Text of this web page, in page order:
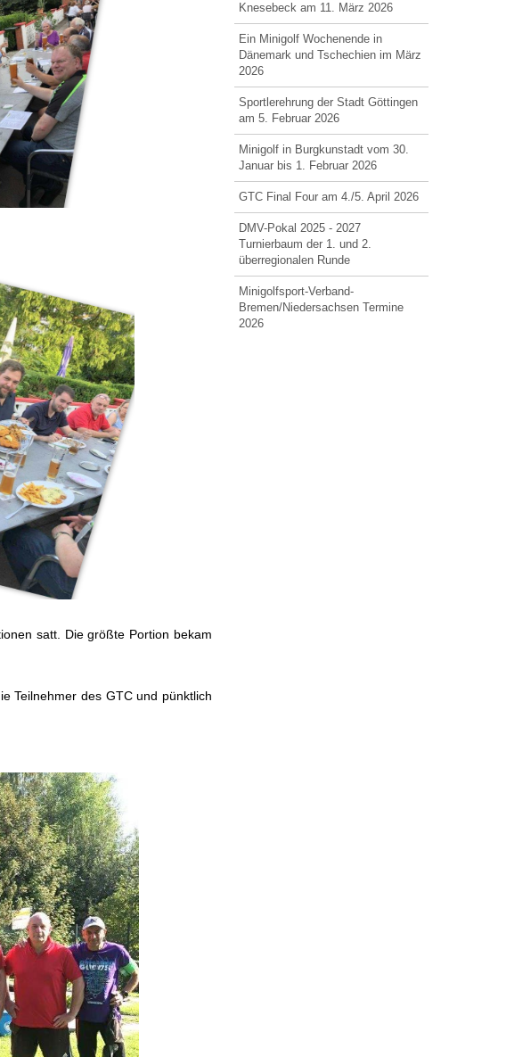
satt. Die größte Portion bekam
Teilnehmer des GTC und pünktlich
Knesebeck am 11. März 2026
Ein Minigolf Wochenende in
Dänemark und Tschechien im März
2026
Sportlerehrung der Stadt Göttingen
am 5. Februar 2026
Minigolf in Burgkunstadt vom 30.
Januar bis 1. Februar 2026
GTC Final Four am 4./5. April 2026
DMV-Pokal 2025 - 2027
Turnierbaum der 1. und 2.
überregionalen Runde
Minigolfsport-Verband-
Bremen/Niedersachsen Termine
2026